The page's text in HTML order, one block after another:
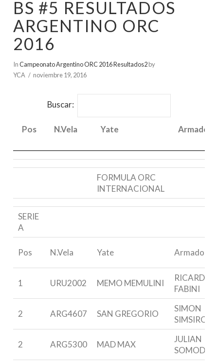
ESCUELA RECREATIVA 2026
ARGENTINO
BS #5 RESULTADOS
ARGENTINO ORC
2016
InCampeonato Argentino ORC 2016 Resultados2by
YCA
noviembre 19, 2016
Buscar:
Pos N.Vela Yate Armador
FORMULA ORC
INTERNACIONAL
SERIE
A
Pos N.Vela Yate Armador
1 URU2002 MEMO MEMULINI
RICARDO
FABINI
2 ARG4607 SAN GREGORIO
SIMON
2 ARG5300 MAD MAX
JULIAN
SOMODI